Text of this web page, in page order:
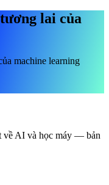
lai của
machine learning
về AI và học máy — bản